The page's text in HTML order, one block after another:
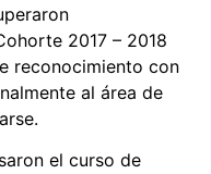
2017 – 2018
reconocimiento con
al área de
el curso de